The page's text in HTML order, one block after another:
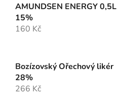
AMUNDSEN ENERGY 0,5L
15%
160 Kč
Bozízovský Ořechový likér
28%
266 Kč